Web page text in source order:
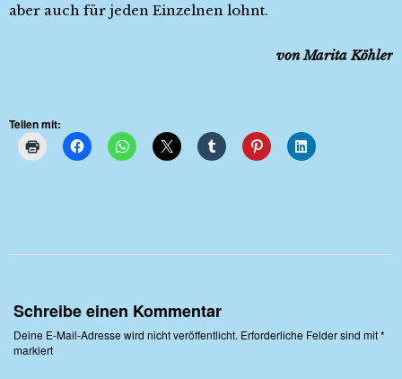
aber auch für jeden Einzelnen lohnt.
von Marita Köhler
Teilen mit:
Schreibe einen Kommentar
Deine E-Mail-Adresse wird nicht veröffentlicht. Erforderliche Felder sind mit*
markiert